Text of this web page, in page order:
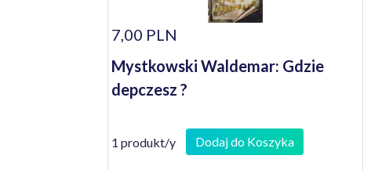
7,00 PLN
Mystkowski Waldemar: Gdzie
depczesz ?
1 produkt/y Dodaj do Koszyka